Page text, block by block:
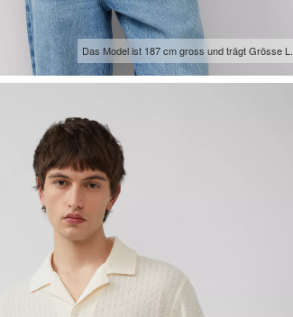
Das Model ist 187 cm gross und trägt Grösse L.